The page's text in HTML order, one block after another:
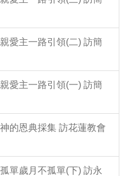
愛主一路引領(二) 訪簡
愛主一路引領(一) 訪簡
的恩典採集 訪花蓮教會
單歲月不孤單(下) 訪永